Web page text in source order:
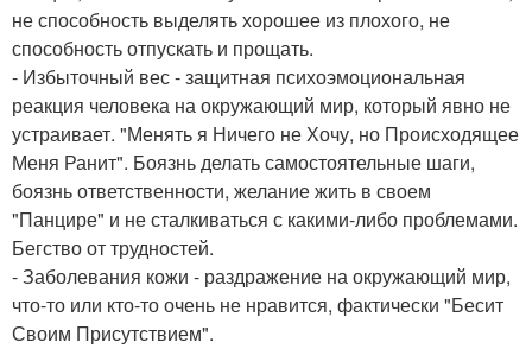
не способность выделять хорошее из плохого, не
способность отпускать и прощать.
- Избыточный вес - защитная психоэмоциональная
реакция человека на окружающий мир, который явно не
устраивает. "Менять я Ничего не Хочу, но Происходящее
Меня Ранит". Боязнь делать самостоятельные шаги,
боязнь ответственности, желание жить в своем
"Панцире" и не сталкиваться с какими-либо проблемами.
Бегство от трудностей.
- Заболевания кожи - раздражение на окружающий мир,
что-то или кто-то очень не нравится, фактически "Бесит
Своим Присутствием".